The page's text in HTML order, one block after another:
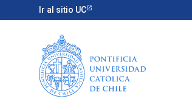
Ir al sitio UC